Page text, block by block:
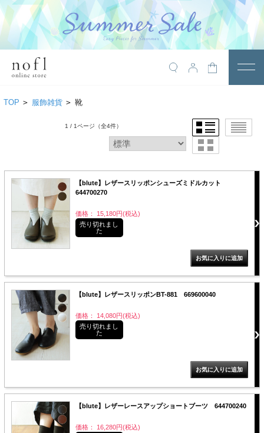
￥10,800税込以上で送料無料
サロペット
スカート
服飾雑貨
全てのアイテム
SALE ITEM
福袋
マイページ
TOP > 服飾雑貨 > 靴
1 / 1ページ （全4件）
【blute】レザースリッポンシューズミドルカット
644700270
価格： 15,180円(税込)
売り切れまし
た
【blute】レザースリッポンBT-881 669600040
価格： 14,080円(税込)
売り切れまし
た
【blute】レザーレースアップショートブーツ 644700240
価格： 16,280円(税込)